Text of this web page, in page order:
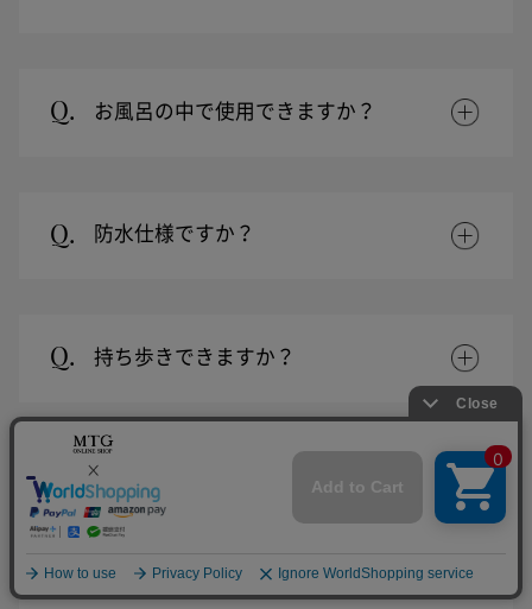
Q. お風呂の中で使用できますか？
Q. 防水仕様ですか？
Q. 持ち歩きできますか？
Q.
ヘアオイルの上から使用できます
か？